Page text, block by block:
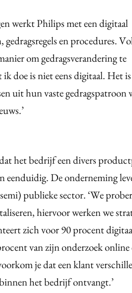
werkt Philips met een digitaal
en procedures.
om gedragsverandering te
doe is niet eens digitaal. Het is
uit hun vaste gedragspatroon
het bedrijf een divers
eenduidig. De onderneming
publieke sector. ‘We
hiervoor werken we
zich voor 90 procent
van zijn onderzoek online
je dat een klant
het bedrijf ontvangt.’